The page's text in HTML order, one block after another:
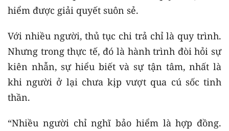
hiểm được giải quyết suôn sẻ.
Với nhiều người, thủ tục chi trả chỉ là quy trình.
Nhưng trong thực tế, đó là hành trình đòi hỏi sự
kiên nhẫn, sự hiểu biết và sự tận tâm, nhất là
khi người ở lại chưa kịp vượt qua cú sốc tinh
thần.
“Nhiều người chỉ nghĩ bảo hiểm là hợp đồng.